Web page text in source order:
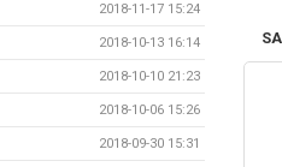
2018-11-17 15:24
2018-10-13 16:14
2018-10-10 21:23
2018-10-06 15:26
2018-09-30 15:31